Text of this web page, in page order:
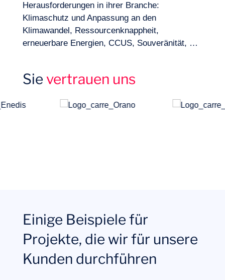
Herausforderungen in ihrer Branche:
Klimaschutz und Anpassung an den
Klimawandel, Ressourcenknappheit,
erneuerbare Energien, CCUS, Souveränität, …
Sie vertrauen uns
Einige Beispiele für
Projekte, die wir für unsere
Kunden durchführen